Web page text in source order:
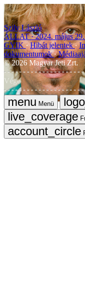
Szily László
ÁLLAT
2024. május
GYIK Hibát jelentek
dokumentumok
©2026Magyar Jeti Zrt.
Vége
Menü